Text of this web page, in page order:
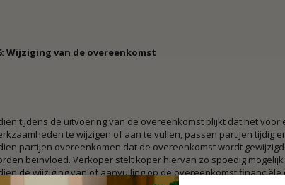
Wijziging van de overeenkomst
tijdens de uitvoering van de overeenkomst blijkt dat het
te wijzigen of aan te vullen, passen partijen tijdig
partijen overeenkomen dat de overeenkomst wordt
beïnvloed. Verkoper stelt koper hiervan zo spoedig
de wijziging van of aanvulling op de overeenkomst